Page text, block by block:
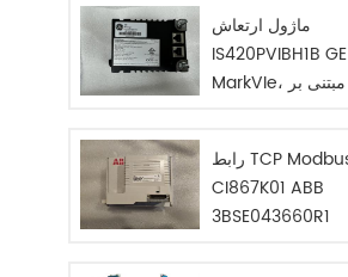
ماژول ارتعاش
IS420PVIBH1B GE
MarkVIe، مبتنی بر
رابط TCP Modbus
CI867K01 ABB
3BSE043660R1